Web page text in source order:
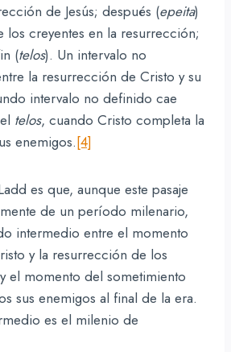
de Jesús; después (epeita)
los creyentes en la resurrección;
(telos). Un intervalo no
la resurrección de Cristo y su
intervalo no definido cae
telos, cuando Cristo completa la
enemigos.[4]
es que, aunque este pasaje
de un período milenario,
intermedio entre el momento
y la resurrección de los
el momento del sometimiento
sus enemigos al final de la era.
es el milenio de